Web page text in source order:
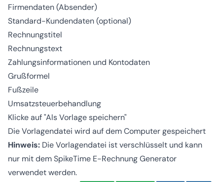
Firmendaten (Absender)
Standard-Kundendaten (optional)
Rechnungstitel
Rechnungstext
Zahlungsinformationen und Kontodaten
Grußformel
Fußzeile
Umsatzsteuerbehandlung
Klicke auf "Als Vorlage speichern"
Die Vorlagendatei wird auf dem Computer gespeichert
Hinweis: Die Vorlagendatei ist verschlüsselt und kann
nur mit dem SpikeTime E-Rechnung Generator
verwendet werden.